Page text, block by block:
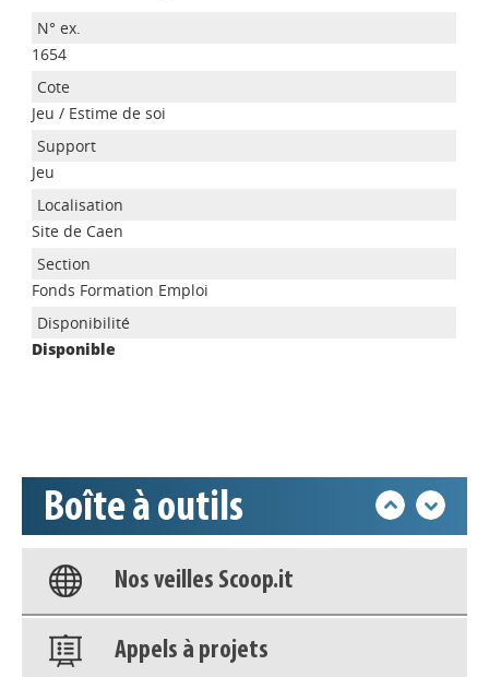
1654
Jeu / Estime de soi
Jeu
Site de Caen
Fonds Formation Emploi
Disponible
Boîte à outils
Appels à projets
Base documentaire
Nos veilles Scoop.it
Appels à projets